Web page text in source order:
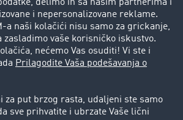
korisnike